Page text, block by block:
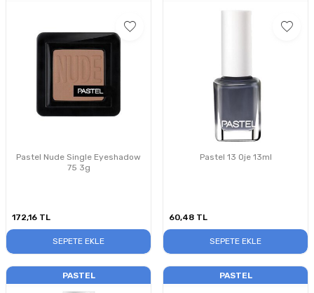
Pastel Nude Single Eyeshadow
75 3g
172,16 TL
SEPETE EKLE
Pastel 13 Oje 13ml
60,48 TL
SEPETE EKLE
PASTEL PASTEL